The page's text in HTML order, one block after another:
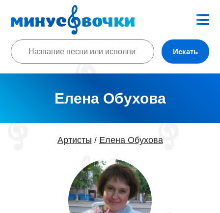
Искать
Елена Обухова
Артисты / Елена Обухова